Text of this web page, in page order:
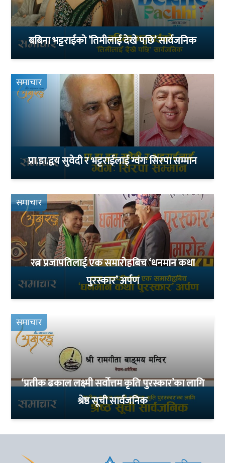
बबिना भट्टराईको ’तिमीलाई देखे पछि’ सार्वजनिक
समाचार
प्रा.डा.द्वय सुवेदी र भट्टराईलाई ग्वंगः सिरपा सम्मान
समाचार
रत्न प्रजापतिलाई एक समारोहबिच ‘धनमान कथा
पुरस्कार’ अर्पण
समाचार
‘प्रतीक ढकाल लक्ष्मी सर्वोत्तम कृति पुरस्कार’का लागि
श्रेष्ठ सूची सार्वजनिक